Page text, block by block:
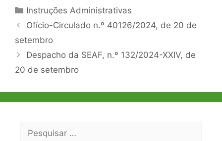
Categorias
Instruções Administrativas
Navegação
de
Ofício-Circulado n.º 40126/2024, de 20 de
setembro
Despacho da SEAF, n.º 132/2024-XXIV, de
20 de setembro
Pesquisar